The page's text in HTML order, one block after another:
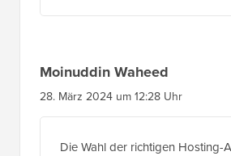
Moinuddin Waheed
28. März 2024 um 12:28 Uhr
Die Wahl der richtigen Hosting-